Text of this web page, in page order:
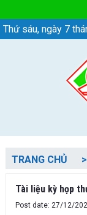
Thứ sáu, ngày 7
TRANG CHỦ
Tài liệu kỳ họp
Post date: 27/12/